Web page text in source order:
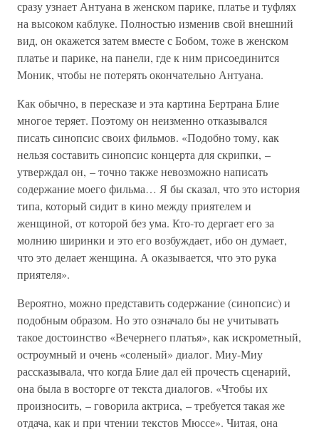
сразу узнает Антуана в женском парике, платье и туфлях
на высоком каблуке. Полностью изменив свой внешний
вид, он окажется затем вместе с Бобом, тоже в женском
платье и парике, на панели, где к ним присоединится
Моник, чтобы не потерять окончательно Антуана.
Как обычно, в пересказе и эта картина Бертрана Блие
многое теряет. Поэтому он неизменно отказывался
писать синопсис своих фильмов. «Подобно тому, как
нельзя составить синопсис концерта для скрипки, –
утверждал он, – точно также невозможно написать
содержание моего фильма… Я бы сказал, что это история
типа, который сидит в кино между приятелем и
женщиной, от которой без ума. Кто-то дергает его за
молнию ширинки и это его возбуждает, ибо он думает,
что это делает женщина. А оказывается, что это рука
приятеля».
Вероятно, можно представить содержание (синопсис) и
подобным образом. Но это означало бы не учитывать
такое достоинство «Вечернего платья», как искрометный,
остроумный и очень «соленый» диалог. Миу-Миу
рассказывала, что когда Блие дал ей прочесть сценарий,
она была в восторге от текста диалогов. «Чтобы их
произносить, – говорила актриса, – требуется такая же
отдача, как и при чтении текстов Мюссе». Читая, она